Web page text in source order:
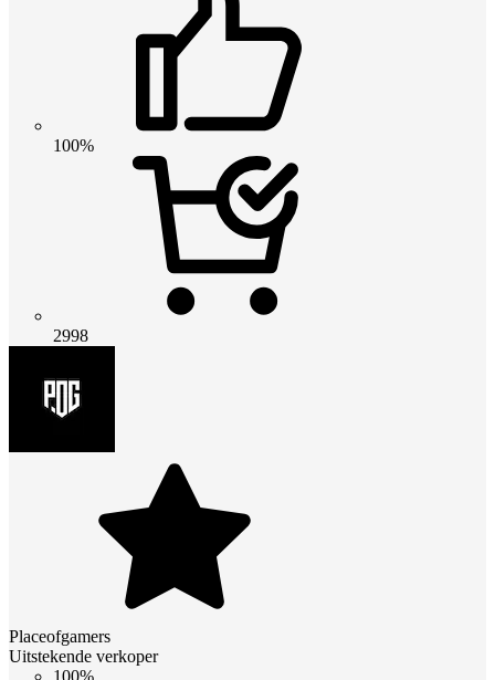
100%
2998
Placeofgamers
Uitstekende verkoper
100%